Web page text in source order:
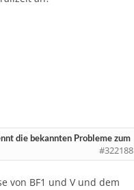
die bekannten Probleme zum
#322188
von BF1 und V und dem